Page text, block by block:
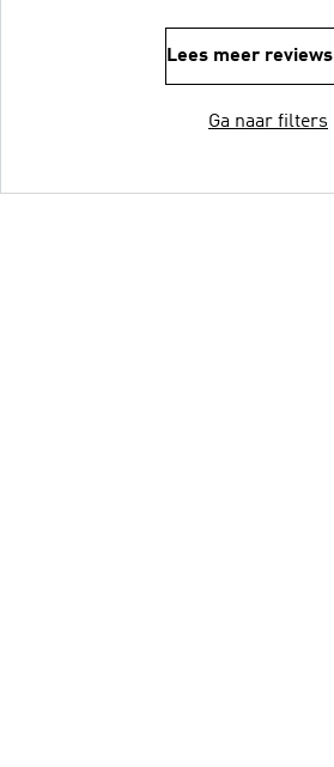
Lees meer reviews
Ga naar filters